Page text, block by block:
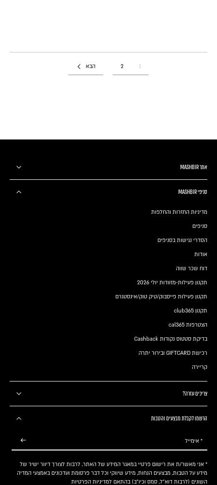
1
2 הבא
אתר MASHBIR
סניפי MASHBIR
מדיניות החזרות והחלפות
סניפים
הסדרי נגישות בסניפים
אודות
דוח שכר שווה
תקנון פעילות-מזוודות יולי 2026
תקנון פעילות פייסבוק/טיק טוק/אינסטגרם
תקנון club365
הצטרפות cal365
בדיקת סטטוס נקודות Cashback
רכישת GIFTCARD ובירור יתרה
קריירה
צריכים עזרה?
הרשמו לקבלת מבצעים והטבות
* אימייל
* אני מאשר/ת את רישום פרטיי במאגר המידע של האתר, לרבות לצורך דיוור ישיר של
מידע על הטבות, מבצעים הנחות, מידע שיווקי וכל דבר פרסומת ועדכונים באמצעי המדיה
השונים (לרבות דוא"ל, סמס וכיו"ב) בהתאם למדיניות הפרטיות